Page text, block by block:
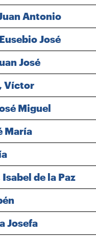
Antonio
José
José
Víctor
Miguel
María
de la Paz
Josefa